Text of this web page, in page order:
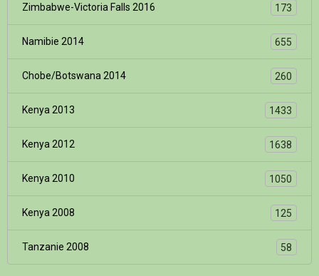
Zimbabwe-Victoria Falls 2016 173
Namibie 2014 655
Chobe/Botswana 2014 260
Kenya 2013 1433
Kenya 2012 1638
Kenya 2010 1050
Kenya 2008 125
Tanzanie 2008 58